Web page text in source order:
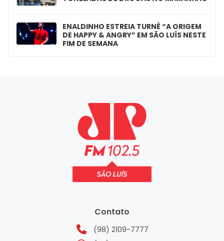
ENALDINHO ESTREIA TURNÊ “A ORIGEM
DE HAPPY & ANGRY” EM SÃO LUÍS NESTE
FIM DE SEMANA
Contato
(98) 2109-7777